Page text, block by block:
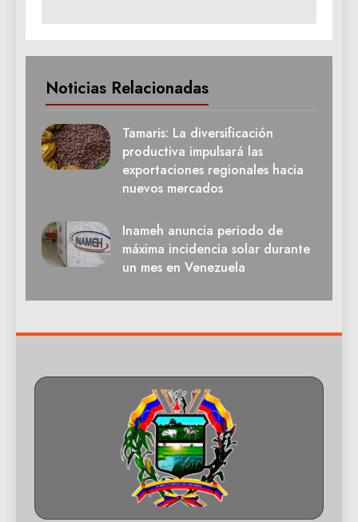
Noticias Relacionadas
Tamaris: La diversificación
productiva impulsará las
exportaciones regionales hacia
nuevos mercados
Inameh anuncia periodo de
máxima incidencia solar durante
un mes en Venezuela